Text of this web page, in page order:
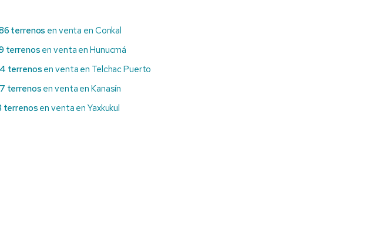
terrenos en venta en Conkal
terrenosen venta en Hunucmá
terrenos en venta en Telchac Puerto
terrenos en venta en Kanasín
terrenos en venta en Yaxkukul